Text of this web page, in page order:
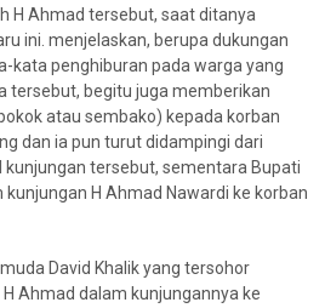
H Ahmad tersebut, saat ditanya
ini. menjelaskan, berupa dukungan
kata penghiburan pada warga yang
tersebut, begitu juga memberikan
atau sembako) kepada korban
dan ia pun turut didampingi dari
tersebut, sementara Bupati
H Ahmad Nawardi ke korban
David Khalik yang tersohor
Ahmad dalam kunjungannya ke